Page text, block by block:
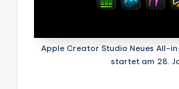
Apple Creator Studio Neues All-
startet am 28.